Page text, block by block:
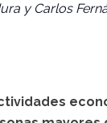
y Carlos